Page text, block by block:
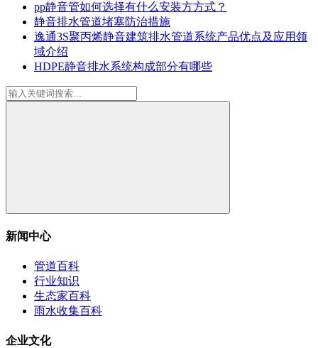
pp静音管如何选择有什么安装方方式？
静音排水管道堵塞防治措施
逸通3S聚丙烯静音建筑排水管道系统产品优点及应用领
域介绍
HDPE静音排水系统构成部分有哪些
新闻中心
管道百科
行业知识
生态家百科
雨水收集百科
企业文化